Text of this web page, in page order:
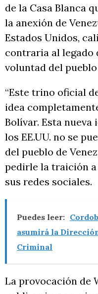
de la Casa Blanca
la anexión de
Estados Unidos,
contraria al legado
voluntad del
“Este trino oficial
idea
Bolívar. Esta nueva
los EE.UU. no se
del pueblo de
pedirle la traición a
sus redes sociales.
Puedes leer:
asumirá la
Criminal
La provocación de